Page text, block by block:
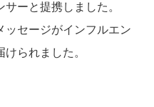
ーと提携しました。
ッセージがインフルエン
られました。